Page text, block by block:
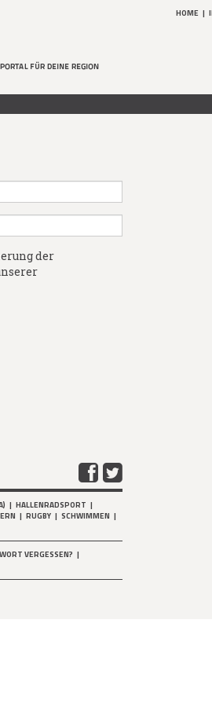
HOME |
der
| HALLENRADSPORT |
| RUGBY | SCHWIMMEN |
VERGESSEN? |